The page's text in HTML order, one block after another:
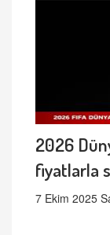
2026
fiyatlarla
7 Ekim 2025